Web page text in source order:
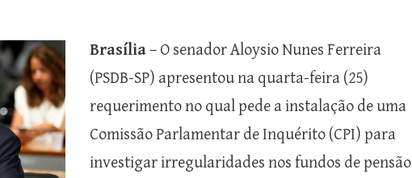
Brasília– O senador Aloysio Nunes Ferreira
(PSDB-SP) apresentou na quarta-feira (25)
requerimento no qual pede a instalação de uma
Comissão Parlamentar de Inquérito (CPI) para
investigar irregularidades nos fundos de pensão